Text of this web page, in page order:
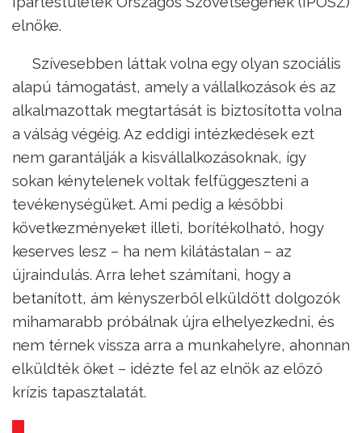
elnöke.
Szívesebben láttak volna egy olyan szociális
alapú támogatást, amely a vállalkozások és az
alkalmazottak megtartását is biztosította volna
a válság végéig. Az eddigi intézkedések ezt
nem garantálják a kisvállalkozásoknak, így
sokan kénytelenek voltak felfüggeszteni a
tevékenységüket. Ami pedig a későbbi
következményeket illeti, borítékolható, hogy
keserves lesz – ha nem kilátástalan – az
újraindulás. Arra lehet számítani, hogy a
betanított, ám kényszerből elküldött dolgozók
mihamarabb próbálnak újra elhelyezkedni, és
nem térnek vissza arra a munkahelyre, ahonnan
elküldték őket – idézte fel az elnök az előző
krízis tapasztalatát.